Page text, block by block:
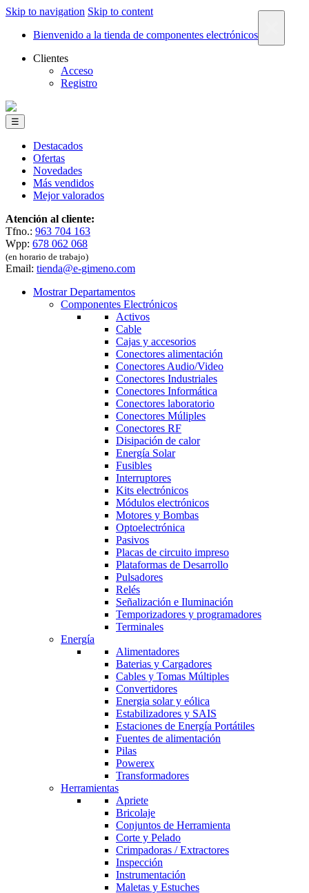
Skip to navigation Skip to content
Bienvenido a la tienda de componentes electrónicos
Clientes
Acceso
Registro
☰
Destacados
Ofertas
Novedades
Más vendidos
Mejor valorados
Atención al cliente:
Tfno.: 963 704 163
Wpp: 678 062 068
(en horario de trabajo)
Email: tienda@e-gimeno.com
Mostrar Departamentos
Componentes Electrónicos
Activos
Cable
Cajas y accesorios
Conectores alimentación
Conectores Audio/Video
Conectores Industriales
Conectores Informática
Conectores laboratorio
Conectores Múliples
Conectores RF
Disipación de calor
Energía Solar
Fusibles
Interruptores
Kits electrónicos
Módulos electrónicos
Motores y Bombas
Optoelectrónica
Pasivos
Placas de circuito impreso
Plataformas de Desarrollo
Pulsadores
Relés
Señalización e Iluminación
Temporizadores y programadores
Terminales
Energía
Alimentadores
Baterias y Cargadores
Cables y Tomas Múltiples
Convertidores
Energia solar y eólica
Estabilizadores y SAIS
Estaciones de Energía Portátiles
Fuentes de alimentación
Pilas
Powerex
Transformadores
Herramientas
Apriete
Bricolaje
Conjuntos de Herramienta
Corte y Pelado
Crimpadoras / Extractores
Inspección
Instrumentación
Maletas y Estuches